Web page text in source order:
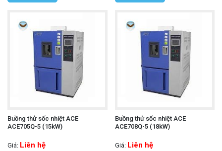
Buồng thử sốc nhiệt ACE
ACE705Q-5 (15kW)
Giá: Liên hệ
Buồng thử sốc nhiệt ACE
ACE708Q-5 (18kW)
Giá: Liên hệ